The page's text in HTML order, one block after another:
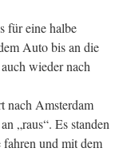
für eine halbe
Auto bis an die
wieder nach
nach Amsterdam
„raus“. Es standen
fahren und mit dem